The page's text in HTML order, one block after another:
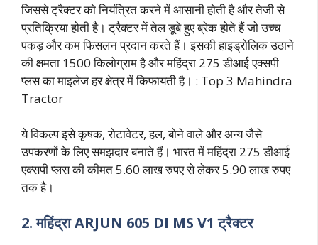
जिससे ट्रैक्टर को नियंत्रित करने में आसानी होती है और तेजी से
प्रतिक्रिया होती है। ट्रैक्टर में तेल डूबे हुए ब्रेक होते हैं जो उच्च
पकड़ और कम फिसलन प्रदान करते हैं। इसकी हाइड्रोलिक उठाने
की क्षमता 1500 किलोग्राम है और महिंद्रा 275 डीआई एक्सपी
प्लस का माइलेज हर क्षेत्र में किफायती है। : Top 3 Mahindra
Tractor
ये विकल्प इसे कृषक, रोटावेटर, हल, बोने वाले और अन्य जैसे
उपकरणों के लिए समझदार बनाते हैं। भारत में महिंद्रा 275 डीआई
एक्सपी प्लस की कीमत 5.60 लाख रुपए से लेकर 5.90 लाख रुपए
तक है।
2. महिंद्रा ARJUN 605 DI MS V1 ट्रैक्टर